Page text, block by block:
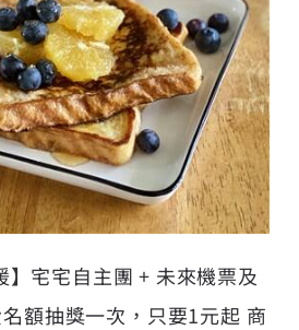
】宅宅自主團 + 未來機票及
額抽獎一次，只要1元起 商